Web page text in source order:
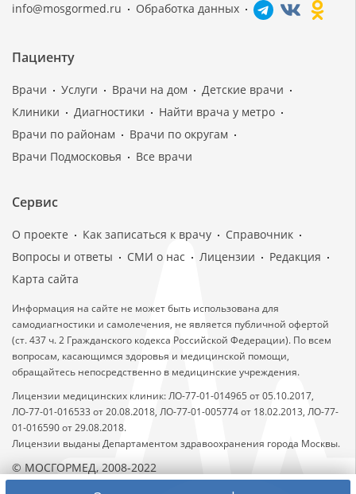
info@mosgormed.ru Обработка данных
Пациенту
Врачи Услуги Врачи на дом
Детские врачи
Клиники
Диагностики
Найти врача у метро
Врачи по районам
Врачи по округам
Врачи Подмосковья
Все врачи
Сервис
О проекте Как записаться к врачу
Справочник
Вопросы и ответы
СМИ о нас Лицензии
Редакция
Карта сайта
Информация на сайте не может быть использована для
самодиагностики и самолечения, не является публичной офертой
(ст. 437 ч. 2 Гражданского кодекса Российской Федерации). По всем
вопросам, касающимся здоровья и медицинской помощи,
обращайтесь непосредственно в медицинские учреждения.
Лицензии медицинских клиник: ЛО-77-01-014965 от 05.10.2017,
ЛО-77-01-016533 от 20.08.2018, ЛО-77-01-005774 от 18.02.2013, ЛО-77-
01-016590 от 29.08.2018.
Лицензии выданы Департаментом здравоохранения города Москвы.
© МОСГОРМЕД, 2008-2022